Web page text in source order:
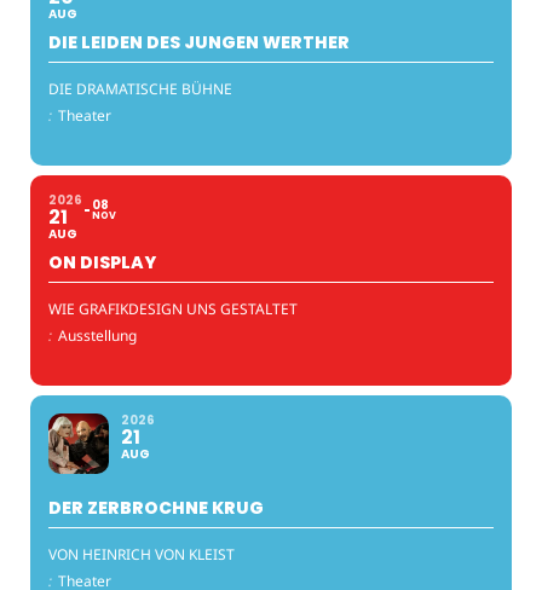
AUG
DIE LEIDEN DES JUNGEN WERTHER
DIE DRAMATISCHE BÜHNE
: Theater
2026
21
AUG
08
NOV
ON DISPLAY
WIE GRAFIKDESIGN UNS GESTALTET
: Ausstellung
2026
21
AUG
DER ZERBROCHNE KRUG
VON HEINRICH VON KLEIST
: Theater